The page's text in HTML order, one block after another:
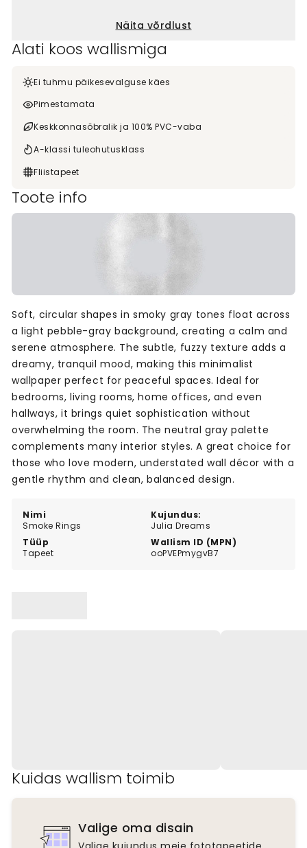
Näita võrdlust
Alati koos wallismiga
Ei tuhmu päikesevalguse käes
Pimestamata
Keskkonnasõbralik ja 100% PVC-vaba
A-klassi tuleohutusklass
Fliistapeet
Toote info
Nimi
Smoke Rings
Kujundus:
Julia Dreams
Tüüp
Tapeet
Wallism ID (MPN)
ooPVEPmygvB7
Soft, circular shapes in smoky gray tones float across
a light pebble-gray background, creating a calm and
serene atmosphere. The subtle, fuzzy texture adds a
dreamy, tranquil mood, making this minimalist
wallpaper perfect for peaceful spaces. Ideal for
bedrooms, living rooms, home offices, and even
hallways, it brings quiet sophistication without
overwhelming the room. The neutral gray palette
complements many interior styles. A great choice for
those who love modern, understated wall décor with a
gentle rhythm and clean, balanced design.
Kuidas wallism toimib
Valige oma disain